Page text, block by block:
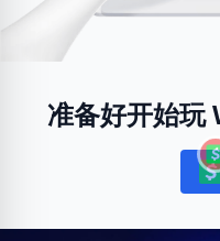
准备好开始玩